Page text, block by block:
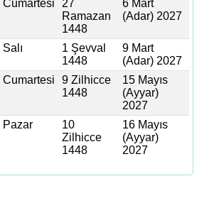
Cumartesi
27
Ramazan
1448
6 Mart
(Adar) 2027
Salı
1 Şevval
1448
9 Mart
(Adar) 2027
Cumartesi
9 Zilhicce
1448
15 Mayıs
(Ayyar)
2027
Pazar
10
Zilhicce
1448
16 Mayıs
(Ayyar)
2027